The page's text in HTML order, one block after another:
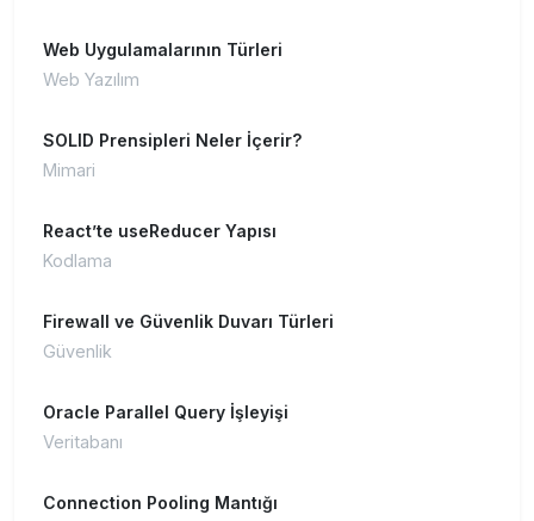
Web Uygulamalarının Türleri
Web Yazılım
SOLID Prensipleri Neler İçerir?
Mimari
React’te useReducer Yapısı
Kodlama
Firewall ve Güvenlik Duvarı Türleri
Güvenlik
Oracle Parallel Query İşleyişi
Veritabanı
Connection Pooling Mantığı